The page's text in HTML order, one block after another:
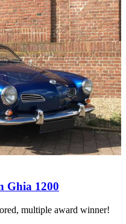
Ghia 1200
multiple award winner!